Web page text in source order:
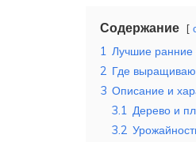
Содержание
1 Лучшие ранние
2 Где
3 Описание и
3.1 Дерево и
3.2